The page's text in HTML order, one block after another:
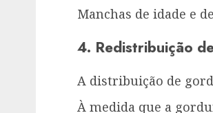
Manchas de idade e
4. Redistribuição
A distribuição de
À medida que a